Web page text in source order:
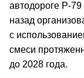
автодороге Р-
назад
с
смеси
до 2028 года.